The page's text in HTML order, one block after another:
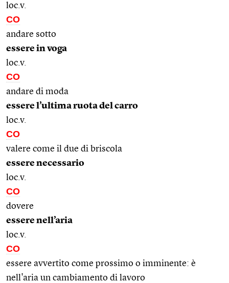
loc.v.
CO
andare sotto
essere in voga
loc.v.
CO
andare di moda
essere l’ultima ruota del carro
loc.v.
CO
valere come il due di briscola
essere necessario
loc.v.
CO
dovere
essere nell’aria
loc.v.
CO
essere avvertito come prossimo o imminente: è
nell'aria un cambiamento di lavoro